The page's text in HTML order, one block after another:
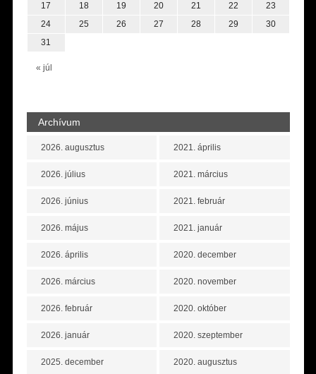
« júl
17
18 19 20 21 22
23
24
25 26 27 28 29
30
31
Archívum
2026. augusztus
2026. július
2026. június
2026. május
2026. április
2026. március
2026. február
2026. január
2025. december
2021. április
2021. március
2021. február
2021. január
2020. december
2020. november
2020. október
2020. szeptember
2020. augusztus